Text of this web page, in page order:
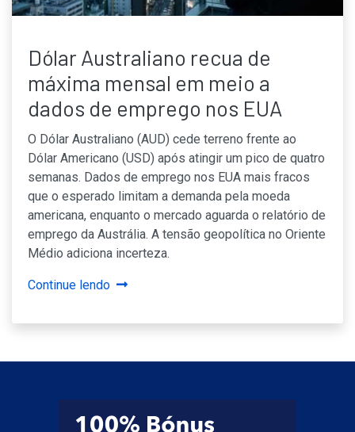
Dólar Australiano recua de
máxima mensal em meio a
dados de emprego nos EUA
O Dólar Australiano (AUD) cede terreno frente ao
Dólar Americano (USD) após atingir um pico de quatro
semanas. Dados de emprego nos EUA mais fracos
que o esperado limitam a demanda pela moeda
americana, enquanto o mercado aguarda o relatório de
emprego da Austrália. A tensão geopolítica no Oriente
Médio adiciona incerteza.
Continue lendo